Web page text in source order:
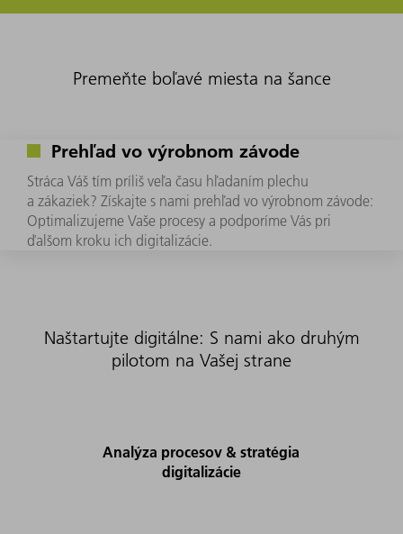
Premeňte boľavé miesta na šance
Prehľad vo výrobnom závode
Stráca Váš tím príliš veľa času hľadaním plechu
a zákaziek? Získajte s nami prehľad vo výrobnom závode:
Optimalizujeme Vaše procesy a podporíme Vás pri
ďalšom kroku ich digitalizácie.
Naštartujte digitálne: S nami ako druhým
pilotom na Vašej strane
Analýza procesov & stratégia
digitalizácie